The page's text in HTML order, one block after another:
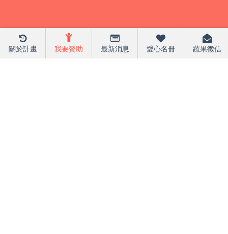
關於計畫 我要贊助 最新消息 愛心名冊 蔬果徵信